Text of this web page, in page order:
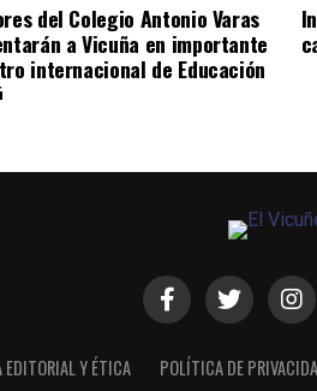
del Colegio Antonio Varas
a Vicuña en importante
internacional de Educación
Y ÉTICA POLÍTICA DE